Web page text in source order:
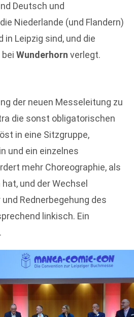
Deutsch und
Niederlande (und Flandern)
in Leipzig sind, und die
Wunderhorn verlegt.
der neuen Messeleitung zu
die sonst obligatorischen
in eine Sitzgruppe,
und ein einzelnes
mehr Choreographie, als
und der Wechsel
Rednerbegehung des
linkisch. Ein